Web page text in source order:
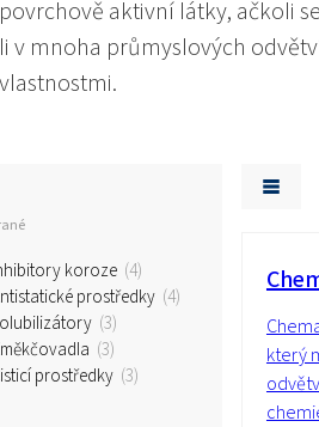
aktivní látky, ačkoli
v mnoha průmyslových
koroze 4
prostředky 4
3
3
prostředky 3
který